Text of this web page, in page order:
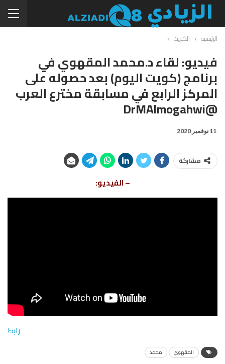
الرئيسية الكويت
فيديو: لقاء د.محمد المقهوي في
برنامج (كويت اليوم) بعد حصوله على
المركز الرابع في مسابقة مخترع العرب
@DrMAlmogahwi
11 نوفمبر 2020
مشاركة
– الفيديو:
رابط
المقهوي محمد